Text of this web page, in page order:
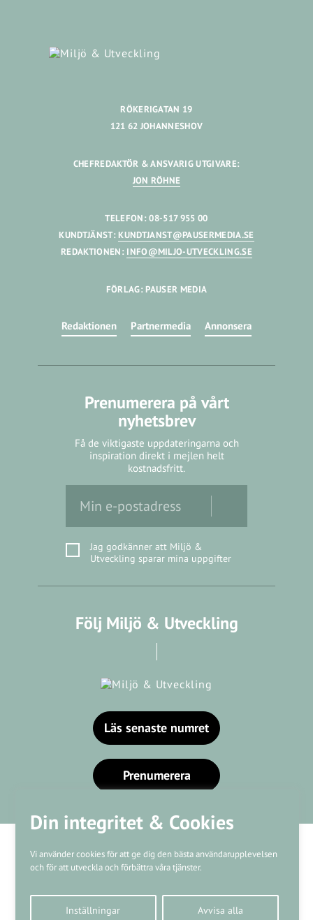
Din integritet & Cookies
Vi använder cookies för att ge dig den bästa användarupplevelsen
och för att utveckla och förbättra våra tjänster.
Inställningar Avvisa alla
RÖKERIGATAN 19
121 62 JOHANNESHOV
CHEFREDAKTÖR & ANSVARIG UTGIVARE:
JON RÖHNE
TELEFON: 08-517 955 00
KUNDTJÄNST: KUNDTJANST@PAUSERMEDIA.SE
REDAKTIONEN: INFO@MILJO-UTVECKLING.SE
FÖRLAG: PAUSER MEDIA
Redaktionen Partnermedia Annonsera
Prenumerera på vårt
nyhetsbrev
Få de viktigaste uppdateringarna och
inspiration direkt i mejlen helt
kostnadsfritt.
Jag godkänner att Miljö &
Utveckling sparar mina uppgifter
Följ Miljö & Utveckling
Läs senaste numret
Prenumerera